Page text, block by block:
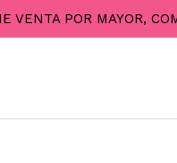
VENTA POR MAYOR,